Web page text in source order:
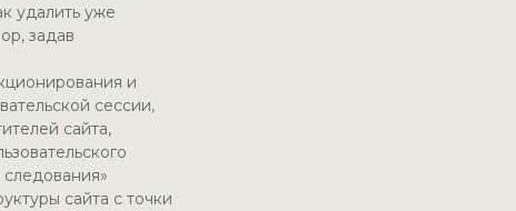
удалить уже
задав
и
сессии,
сайта,
сайта с точки